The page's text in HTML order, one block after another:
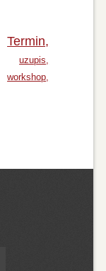
Termin
uzupis
workshop